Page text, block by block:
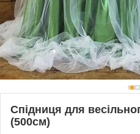
Спідниця для
(500см)